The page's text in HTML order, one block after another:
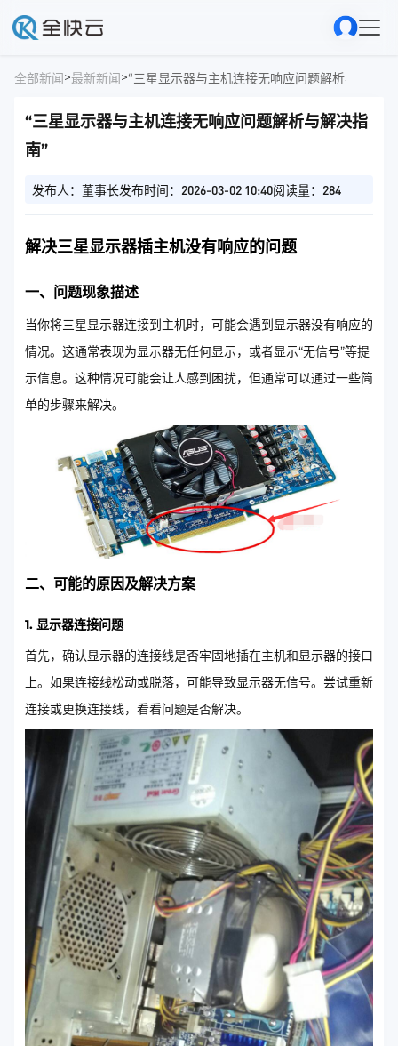
全部新闻>最新新闻>“三星显示器与主机连接无响应问题解析与解决指
“三星显示器与主机连接无响应问题解析与解决指
南”
发布人：董事长发布时间：2026-03-02 10:40阅读量：284
解决三星显示器插主机没有响应的问题
一、问题现象描述
当你将三星显示器连接到主机时，可能会遇到显示器没有响应的
情况。这通常表现为显示器无任何显示，或者显示“无信号”等提
示信息。这种情况可能会让人感到困扰，但通常可以通过一些简
单的步骤来解决。
二、可能的原因及解决方案
1. 显示器连接问题
首先，确认显示器的连接线是否牢固地插在主机和显示器的接口
上。如果连接线松动或脱落，可能导致显示器无信号。尝试重新
连接或更换连接线，看看问题是否解决。